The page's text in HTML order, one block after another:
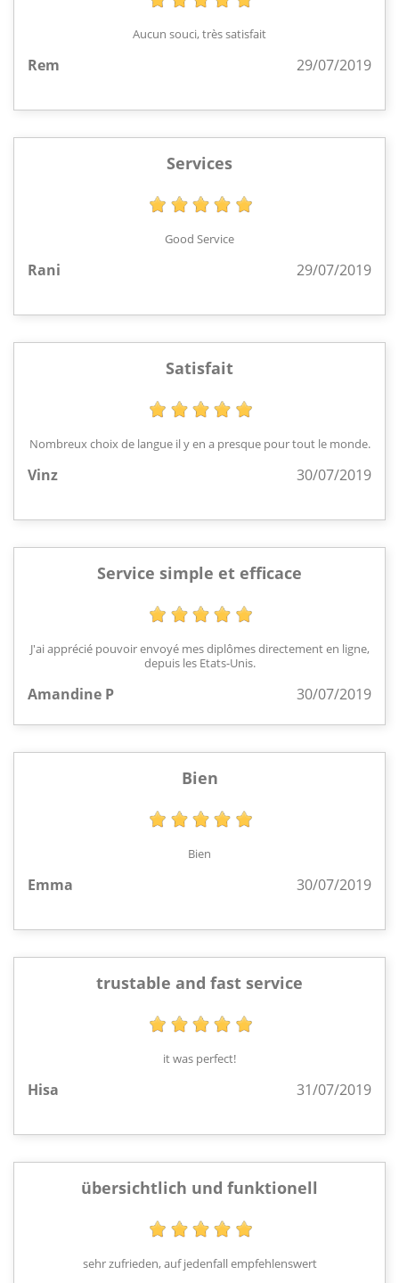
Aucun souci, très satisfait
Rem 29/07/2019
Services
Good Service
Rani 29/07/2019
Satisfait
Nombreux choix de langue il y en a presque pour tout le monde.
Vinz 30/07/2019
Service simple et efficace
J'ai apprécié pouvoir envoyé mes diplômes directement en ligne,
depuis les Etats-Unis.
Amandine P 30/07/2019
Bien
Bien
Emma 30/07/2019
trustable and fast service
it was perfect!
Hisa 31/07/2019
übersichtlich und funktionell
sehr zufrieden, auf jedenfall empfehlenswert